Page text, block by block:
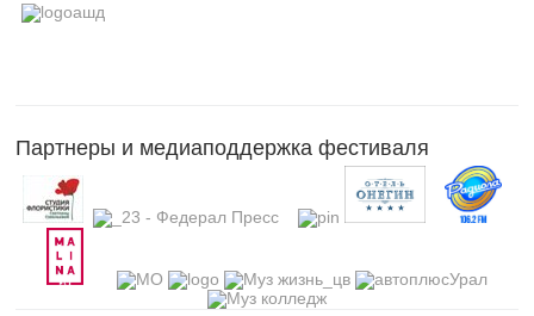
Партнеры и медиаподдержка фестиваля